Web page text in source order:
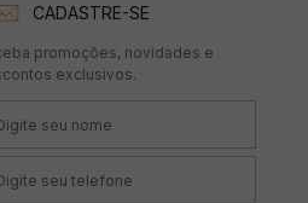
CADASTRE-SE
promoções, novidades e
exclusivos.